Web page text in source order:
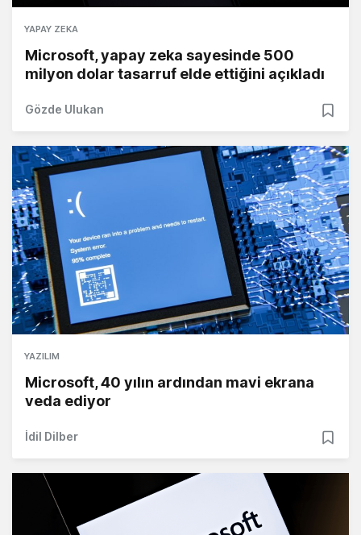
YAPAY ZEKA
Microsoft, yapay zeka sayesinde 500
milyon dolar tasarruf elde ettiğini açıkladı
Gözde Ulukan
YAZILIM
Microsoft, 40 yılın ardından mavi ekrana
veda ediyor
İdil Dilber